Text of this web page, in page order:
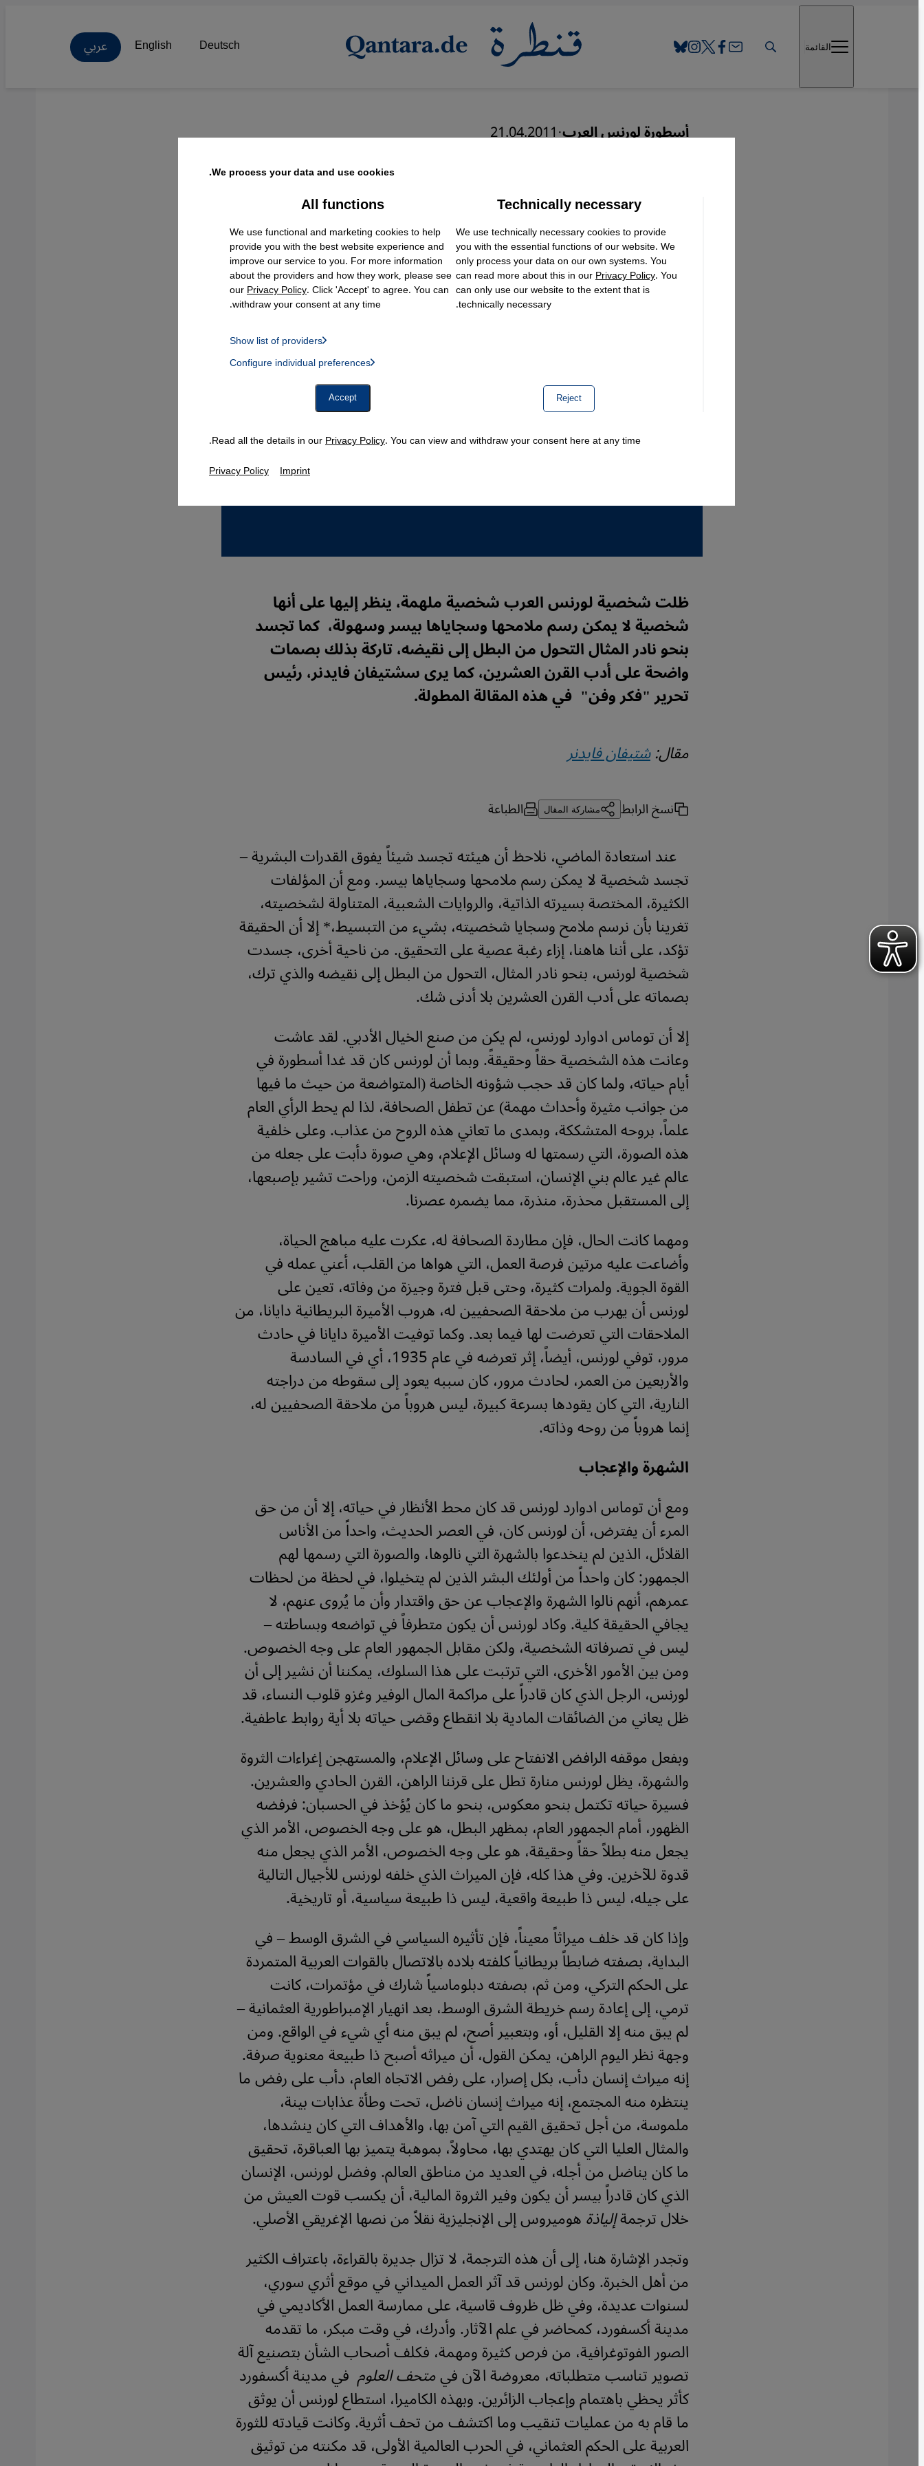
Direkt zum Inhalt springen
Deutsch
English عربي القائمة
أسطورة لورنس العرب·
21.04.2011
لورنس العرب...البطل اللابطل
Deutsch
English عربي
ظلت شخصية لورنس العرب شخصية ملهمة، ينظر إليها على أنها
شخصية لا يمكن رسم ملامحها وسجاياها بيسر وسهولة، كما تجسد
بنحو نادر المثال التحول من البطل إلى نقيضه، تاركة بذلك بصمات
واضحة على أدب القرن العشرين، كما يرى سشتيفان فايدنر، رئيس
تحرير "فكر وفن" في هذه المقالة المطولة.
مقال:شتيفان فايدنر
نسخ الرابط مشاركة المقال الطباعة
عند استعادة الماضي، نلاحظ أن هيئته تجسد شيئاً يفوق القدرات البشرية –
تجسد شخصية لا يمكن رسم ملامحها وسجاياها بيسر. ومع أن المؤلفات
الكثيرة، المختصة بسيرته الذاتية، والروايات الشعبية، المتناولة لشخصيته،
تغرينا بأن نرسم ملامح وسجايا شخصيته، بشيء من التبسيط،* إلا أن الحقيقة
تؤكد، على أننا هاهنا، إزاء رغبة عصية على التحقيق. من ناحية أخرى، جسدت
شخصية لورنس، بنحو نادر المثال، التحول من البطل إلى نقيضه والذي ترك،
بصماته على أدب القرن العشرين بلا أدنى شك.
إلا أن توماس ادوارد لورنس، لم يكن من صنع الخيال الأدبي. لقد عاشت
وعانت هذه الشخصية حقاً وحقيقةً. وبما أن لورنس كان قد غدا أسطورة في
أيام حياته، ولما كان قد حجب شؤونه الخاصة (المتواضعة من حيث ما فيها
من جوانب مثيرة وأحداث مهمة) عن تطفل الصحافة، لذا لم يحط الرأي العام
علماً، بروحه المتشككة، وبمدى ما تعاني هذه الروح من عذاب. وعلى خلفية
هذه الصورة، التي رسمتها له وسائل الإعلام، وهي صورة دأبت على جعله من
عالم غير عالم بني الإنسان، استبقت شخصيته الزمن، وراحت تشير بإصبعها،
إلى المستقبل محذرة، منذرة، مما يضمره عصرنا.
ومهما كانت الحال، فإن مطاردة الصحافة له، عكرت عليه مباهج الحياة،
وأضاعت عليه مرتين فرصة العمل، التي هواها من القلب، أعني عمله في
القوة الجوية. ولمرات كثيرة، وحتى قبل فترة وجيزة من وفاته، تعين على
لورنس أن يهرب من ملاحقة الصحفيين له، هروب الأميرة البريطانية دايانا، من
الملاحقات التي تعرضت لها فيما بعد. وكما توفيت الأميرة دايانا في حادث
مرور، توفي لورنس، أيضاً، إثر تعرضه في عام 1935، أي في السادسة
والأربعين من العمر، لحادث مرور، كان سببه يعود إلى سقوطه من دراجته
النارية، التي كان يقودها بسرعة كبيرة، ليس هروباً من ملاحقة الصحفيين له،
إنما هروباً من روحه وذاته.
الشهرة والإعجاب
ومع أن توماس ادوارد لورنس قد كان محط الأنظار في حياته، إلا أن من حق
المرء أن يفترض، أن لورنس كان، في العصر الحديث، واحداً من الأناس
القلائل، الذين لم ينخدعوا بالشهرة التي نالوها، والصورة التي رسمها لهم
الجمهور: كان واحداً من أولئك البشر الذين لم يتخيلوا، في لحظة من لحظات
عمرهم، أنهم نالوا الشهرة والإعجاب عن حق واقتدار وأن ما يُروى عنهم، لا
يجافي الحقيقة كلية. وكاد لورنس أن يكون متطرفاً في تواضعه وبساطته –
ليس في تصرفاته الشخصية، ولكن مقابل الجمهور العام على وجه الخصوص.
ومن بين الأمور الأخرى، التي ترتبت على هذا السلوك، يمكننا أن نشير إلى أن
لورنس، الرجل الذي كان قادراً على مراكمة المال الوفير وغزو قلوب النساء، قد
ظل يعاني من الضائقات المادية بلا انقطاع وقضى حياته بلا أية روابط عاطفية.
وبفعل موقفه الرافض الانفتاح على وسائل الإعلام، والمستهجن إغراءات الثروة
والشهرة، يظل لورنس منارة تطل على قرننا الراهن، القرن الحادي والعشرين.
فسيرة حياته تكتمل بنحو معكوس، بنحو ما كان يُؤخذ في الحسبان: فرفضه
الظهور، أمام الجمهور العام، بمظهر البطل، هو على وجه الخصوص، الأمر الذي
يجعل منه بطلاً حقاً وحقيقة، هو على وجه الخصوص، الأمر الذي يجعل منه
قدوة للآخرين. وفي هذا كله، فإن الميراث الذي خلفه لورنس للأجيال التالية
على جيله، ليس ذا طبيعة واقعية، ليس ذا طبيعة سياسية، أو تاريخية.
وإذا كان قد خلف ميراثاً معيناً، فإن تأثيره السياسي في الشرق الوسط – في
البداية، بصفته ضابطاً بريطانياً كلفته بلاده بالاتصال بالقوات العربية المتمردة
على الحكم التركي، ومن ثم، بصفته دبلوماسياً شارك في مؤتمرات، كانت
ترمي، إلى إعادة رسم خريطة الشرق الوسط، بعد انهيار الإمبراطورية العثمانية –
لم يبق منه إلا القليل، أو، وبتعبير أصح، لم يبق منه أي شيء في الواقع. ومن
وجهة نظر اليوم الراهن، يمكن القول، أن ميراثه أصبح ذا طبيعة معنوية صرفة.
إنه ميراث إنسان دأب، بكل إصرار، على رفض الاتجاه العام، دأب على رفض ما
ينتظره منه المجتمع، إنه ميراث إنسان ناضل، تحت وطأة عذابات بينة،
ملموسة، من أجل تحقيق القيم التي آمن بها، والأهداف التي كان ينشدها،
والمثال العليا التي كان يهتدي بها، محاولاً، بموهبة يتميز بها العباقرة، تحقيق
ما كان يناضل من أجله، في العديد من مناطق العالم. وفضل لورنس، الإنسان
الذي كان قادراً بيسر أن يكون وفير الثروة المالية، أن يكسب قوت العيش من
خلال ترجمةإلياذةهوميروس إلى الإنجليزية نقلاً من نصها الإغريقي الأصلي.
وتجدر الإشارة هنا، إلى أن هذه الترجمة، لا تزال جديرة بالقراءة، باعتراف الكثير
من أهل الخبرة. وكان لورنس قد آثر العمل الميداني في موقع أثري سوري،
لسنوات عديدة، وفي ظل ظروف قاسية، على ممارسة العمل الأكاديمي في
مدينة أكسفورد، كمحاضر في علم الآثار. وأدرك، في وقت مبكر، ما تقدمه
الصور الفوتوغرافية، من فرص كثيرة ومهمة، فكلف أصحاب الشأن بتصنيع آلة
تصوير تناسب متطلباته، معروضة الآن فيمتحف العلوم في مدينة أكسفورد
كأثر يحظي باهتمام وإعجاب الزائرين. وبهذه الكاميرا، استطاع لورنس أن يوثق
ما قام به من عمليات تنقيب وما اكتشف من تحف أثرية. وكانت قيادته للثورة
العربية على الحكم العثماني، في الحرب العالمية الأولى، قد مكنته من توثيق
We process your data and use cookies.
Technically necessary
We use technically necessary cookies to provide
you with the essential functions of our website. We
only process your data on our own systems. You
can read more about this in ourPrivacy Policy. You
can only use our website to the extent that is
technically necessary.
Reject
All functions
We use functional and marketing cookies to help
provide you with the best website experience and
improve our service to you. For more information
about the providers and how they work, please see
ourPrivacy Policy. Click 'Accept' to agree. You can
withdraw your consent at any time.
Show list of providers
Google Maps Embed, Google Tag Manager, Instagram Embed, Twitter Embed, Youtube Embed
Facebook Embed / Facebook Connect
Twitter Embed
Instagram Embed
Youtube Embed
Google Maps Embed
Configure individual preferences
Accept
Read all the details in ourPrivacy Policy. You can view and withdraw your consent here at any time.
Privacy Policy Imprint